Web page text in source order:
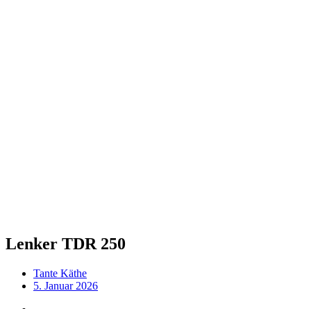
Lenker TDR 250
Tante Käthe
5. Januar 2026